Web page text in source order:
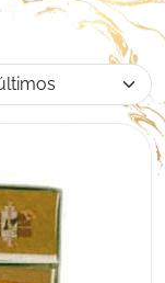
los últimos